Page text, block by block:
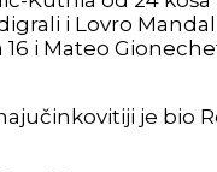
i Lovro
16 i Mateo
je bio